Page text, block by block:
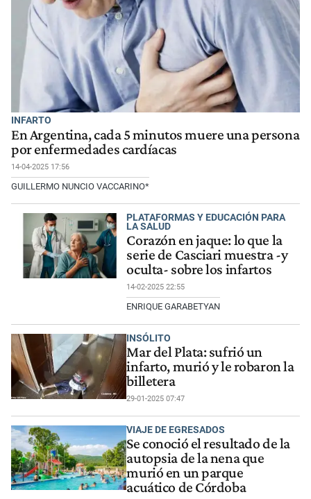
INFARTO
En Argentina, cada 5 minutos muere una persona
por enfermedades cardíacas
14-04-2025 17:56
GUILLERMO NUNCIO VACCARINO*
PLATAFORMAS Y EDUCACIÓN PARA
LA SALUD
Corazón en jaque: lo que la
serie de Casciari muestra -y
oculta- sobre los infartos
14-02-2025 22:55
ENRIQUE GARABETYAN
INSÓLITO
Mar del Plata: sufrió un
infarto, murió y le robaron la
billetera
29-01-2025 07:47
VIAJE DE EGRESADOS
Se conoció el resultado de la
autopsia de la nena que
murió en un parque
acuático de Córdoba